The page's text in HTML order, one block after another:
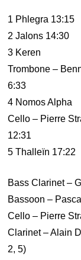
1 Phlegra 13:15
2 Jalons 14:30
3 Keren
Trombone –
6:33
4 Nomos Alpha
Cello – Pierre
12:31
5 Thalleïn 17:22
Bass Clarinet –
Bassoon –
Cello – Pierre
Clarinet – Alain
2, 5)